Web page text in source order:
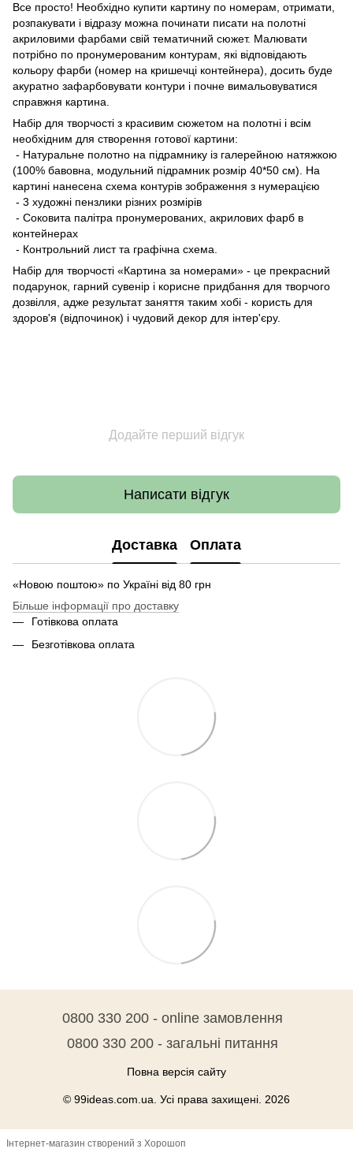
Все просто! Необхідно купити картину по номерам, отримати,
розпакувати і відразу можна починати писати на полотні
акриловими фарбами свій тематичний сюжет. Малювати
потрібно по пронумерованим контурам, які відповідають
кольору фарби (номер на кришечці контейнера), досить буде
акуратно зафарбовувати контури і почне вимальовуватися
справжня картина.
Набір для творчості з красивим сюжетом на полотні і всім
необхідним для створення готової картини:
- Натуральне полотно на підрамнику із галерейною натяжкою
(100% бавовна, модульний підрамник розмір 40*50 см). На
картині нанесена схема контурів зображення з нумерацією
- 3 художні пензлики різних розмірів
- Соковита палітра пронумерованих, акрилових фарб в
контейнерах
- Контрольний лист та графічна схема.
Набір для творчості «Картина за номерами» - це прекрасний
подарунок, гарний сувенір і корисне придбання для творчого
дозвілля, адже результат заняття таким хобі - користь для
здоров'я (відпочинок) і чудовий декор для інтер'єру.
Додайте перший відгук
Написати відгук
Доставка Оплата
«Новою поштою» по Україні від 80 грн
Більше інформації про доставку
Готівкова оплата
Безготівкова оплата
0800 330 200 - online замовлення
0800 330 200 - загальні питання
Повна версія сайту
© 99ideas.com.ua. Усі права захищені. 2026
Інтернет-магазин створений з Хорошоп